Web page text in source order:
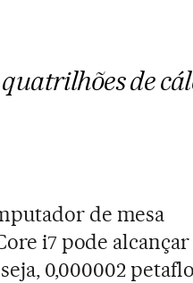
de
de mesa
i7 pode
0,000002